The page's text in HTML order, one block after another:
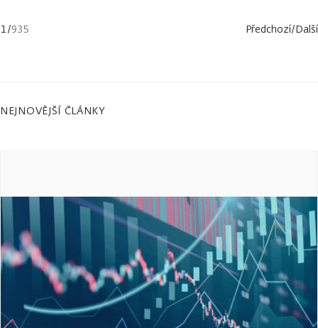
1/935 Předchozí/Další
NEJNOVĚJŠÍ ČLÁNKY